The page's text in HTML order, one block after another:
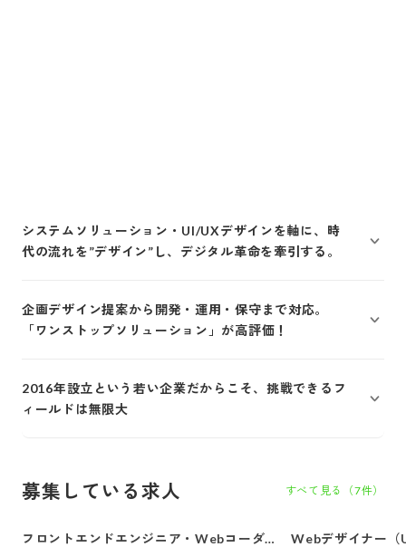
システムソリューション・UI/UXデザインを軸に、時
代の流れを”デザイン”し、デジタル革命を牽引する。
企画デザイン提案から開発・運用・保守まで対応。
「ワンストップソリューション」が高評価！
2016年設立という若い企業だからこそ、挑戦できるフ
ィールドは無限大
募集している求人 すべて見る（7件）
フロントエンドエンジニア・Webコーダ
Webデザイナー（